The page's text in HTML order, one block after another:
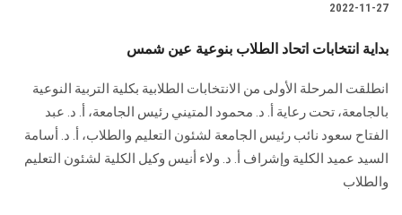
2022-11-27
بداية انتخابات اتحاد الطلاب بنوعية عين شمس
انطلقت المرحلة الأولى من الانتخابات الطلابية بكلية التربية النوعية
بالجامعة، تحت رعاية أ. د. محمود المتيني رئيس الجامعة، أ. د. عبد
الفتاح سعود نائب رئيس الجامعة لشئون التعليم والطلاب، أ. د. أسامة
السيد عميد الكلية وإشراف أ. د. ولاء أنيس وكيل الكلية لشئون التعليم
والطلاب